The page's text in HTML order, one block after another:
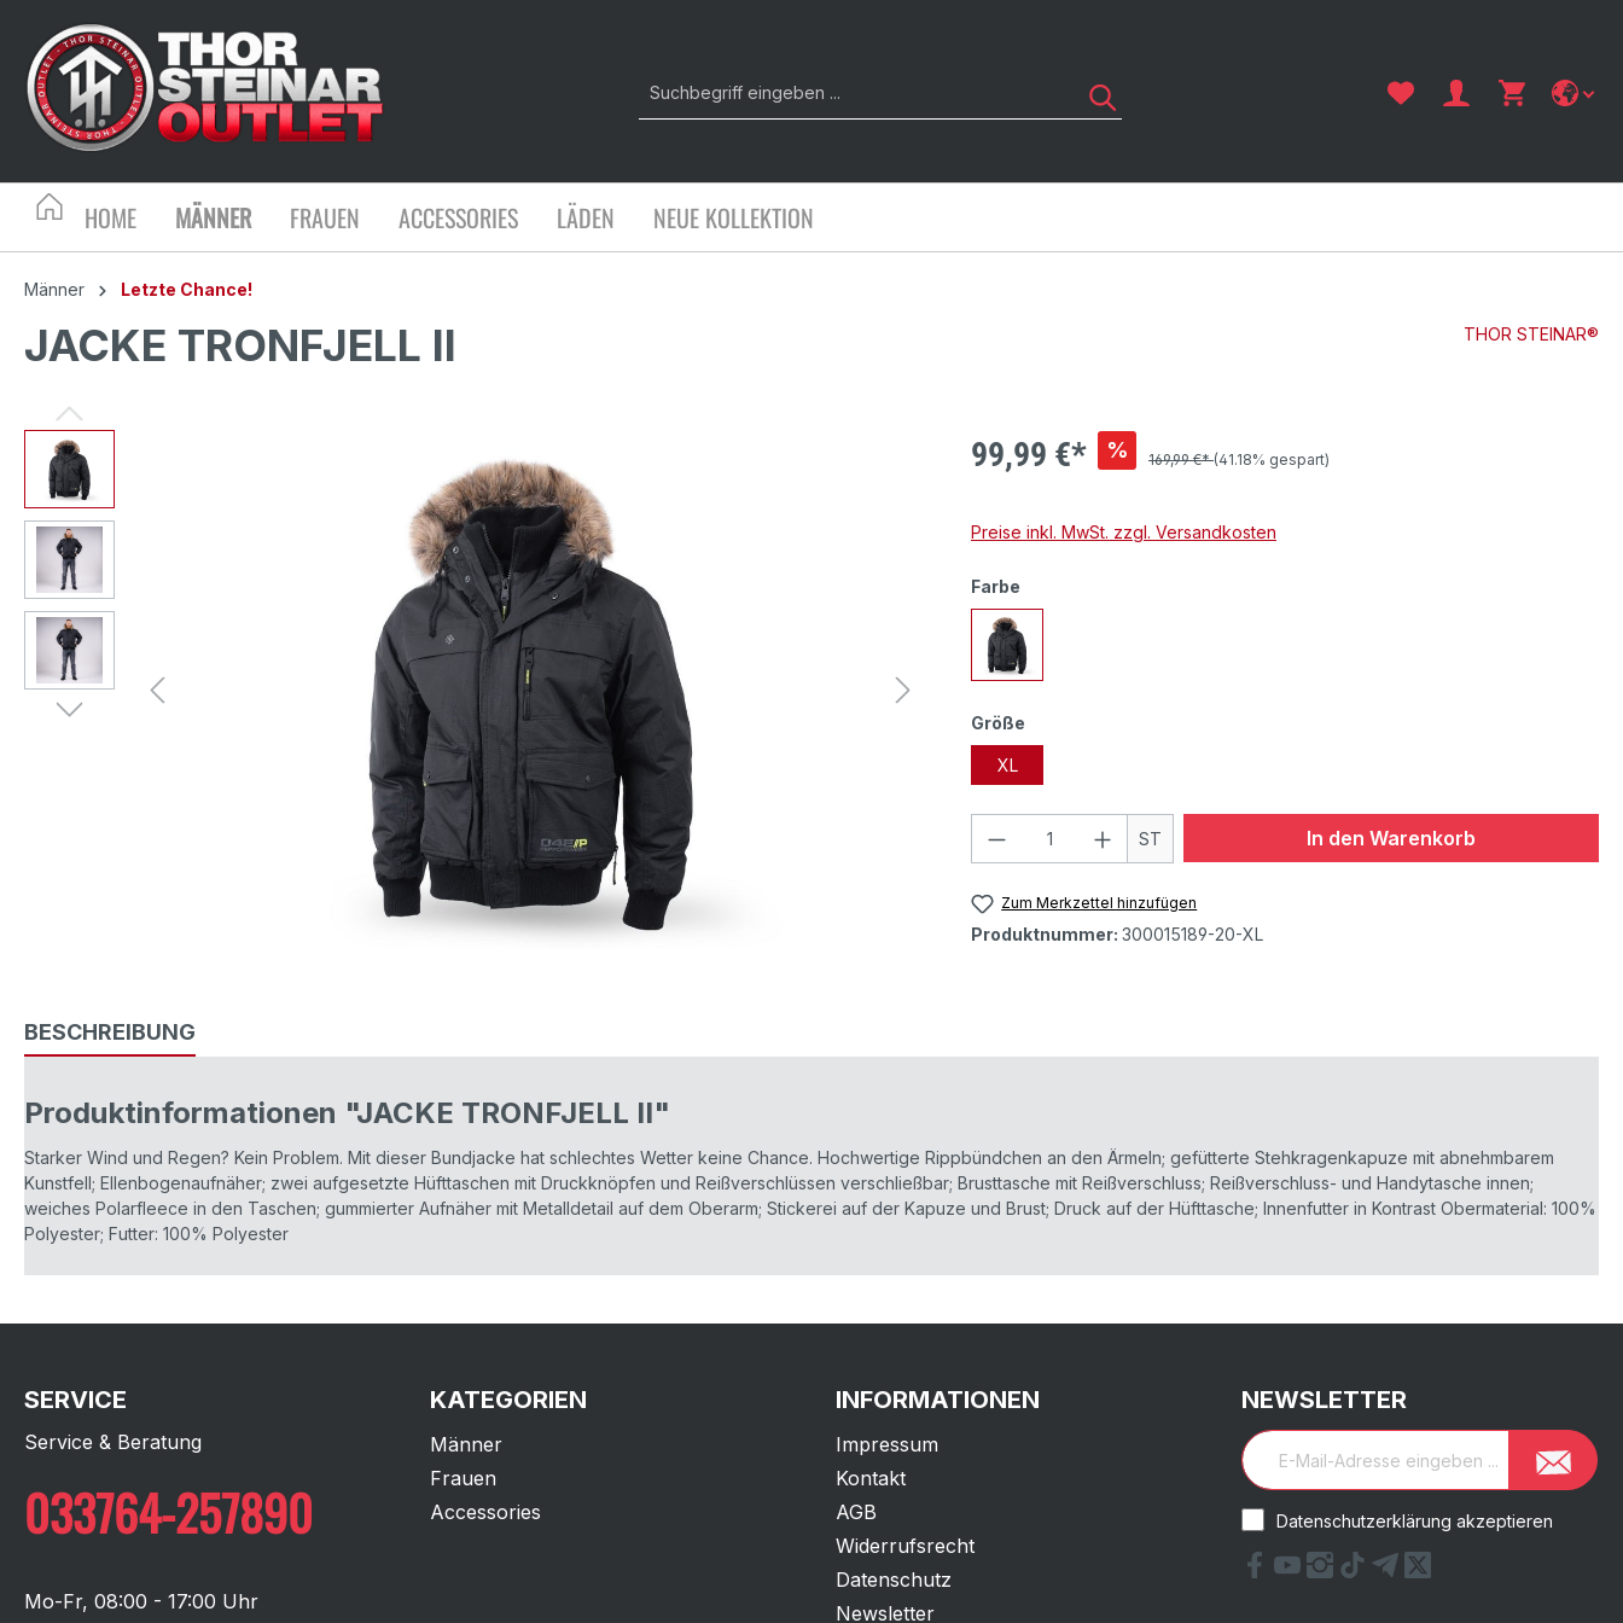
HOME MÄNNER FRAUEN ACCESSORIES LÄDEN NEUE KOLLEKTION
Männer Letzte Chance!
JACKE TRONFJELL II THOR STEINAR®
99,99 €* % 169,99 €*(41.18% gespart)
Preise inkl. MwSt. zzgl. Versandkosten
Farbe
Größe
XL
ST In den Warenkorb
Zum Merkzettel hinzufügen
Produktnummer: 300015189-20-XL
BESCHREIBUNG
Produktinformationen "JACKE TRONFJELL II"
Starker Wind und Regen? Kein Problem. Mit dieser Bundjacke hat schlechtes Wetter keine Chance. Hochwertige Rippbündchen an den Ärmeln; gefütterte Stehkragenkapuze mit abnehmbarem
Kunstfell; Ellenbogenaufnäher; zwei aufgesetzte Hüfttaschen mit Druckknöpfen und Reißverschlüssen verschließbar; Brusttasche mit Reißverschluss; Reißverschluss- und Handytasche innen;
weiches Polarfleece in den Taschen; gummierter Aufnäher mit Metalldetail auf dem Oberarm; Stickerei auf der Kapuze und Brust; Druck auf der Hüfttasche; Innenfutter in Kontrast Obermaterial: 100%
Polyester; Futter: 100% Polyester
SERVICE
Service & Beratung
033764-257890
Mo-Fr, 08:00 - 17:00 Uhr
KATEGORIEN
Männer
Frauen
Accessories
INFORMATIONEN
Impressum
Kontakt
AGB
Widerrufsrecht
Datenschutz
Newsletter
NEWSLETTER
Datenschutzerklärung akzeptieren